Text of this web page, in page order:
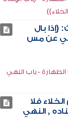
(إذا بال
عن مس
- باب النهي
فلا
, النهي